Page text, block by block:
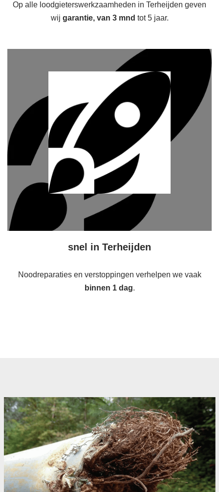
Op alle loodgieterswerkzaamheden in Terheijden geven
wij garantie, van 3 mnd tot 5 jaar.
snel in Terheijden
Noodreparaties en verstoppingen verhelpen we vaak
binnen 1 dag.